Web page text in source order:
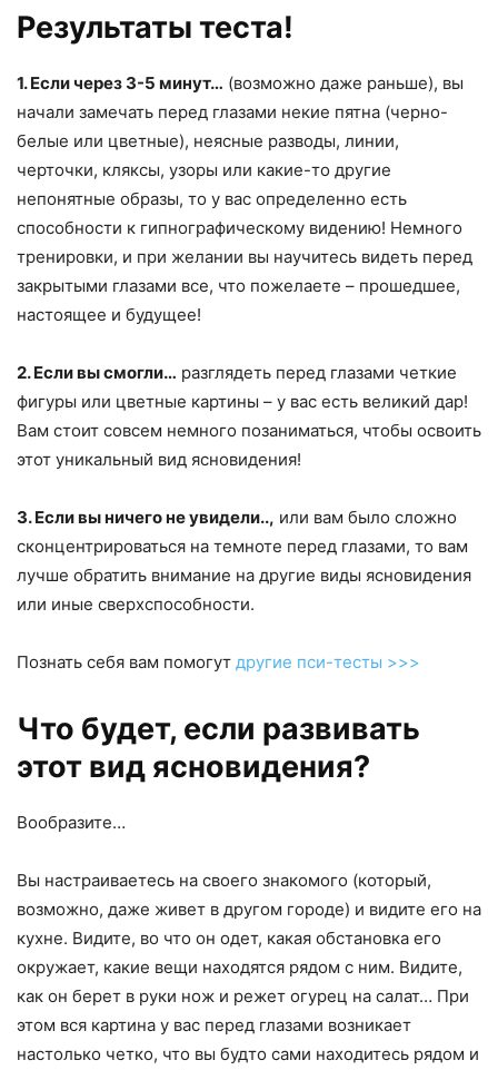
Результаты теста!
1. Если через 3-5 минут… (возможно даже раньше), вы
начали замечать перед глазами некие пятна (черно-
белые или цветные), неясные разводы, линии,
черточки, кляксы, узоры или какие-то другие
непонятные образы, то у вас определенно есть
способности к гипнографическому видению! Немного
тренировки, и при желании вы научитесь видеть перед
закрытыми глазами все, что пожелаете – прошедшее,
настоящее и будущее!
2. Если вы смогли… разглядеть перед глазами четкие
фигуры или цветные картины – у вас есть великий дар!
Вам стоит совсем немного позаниматься, чтобы освоить
этот уникальный вид ясновидения!
3. Если вы ничего не увидели.., или вам было сложно
сконцентрироваться на темноте перед глазами, то вам
лучше обратить внимание на другие виды ясновидения
или иные сверхспособности.
Познать себя вам помогут другие пси-тесты >>>
Что будет, если развивать
этот вид ясновидения?
Вообразите…
Вы настраиваетесь на своего знакомого (который,
возможно, даже живет в другом городе) и видите его на
кухне. Видите, во что он одет, какая обстановка его
окружает, какие вещи находятся рядом с ним. Видите,
как он берет в руки нож и режет огурец на салат… При
этом вся картина у вас перед глазами возникает
настолько четко, что вы будто сами находитесь рядом и